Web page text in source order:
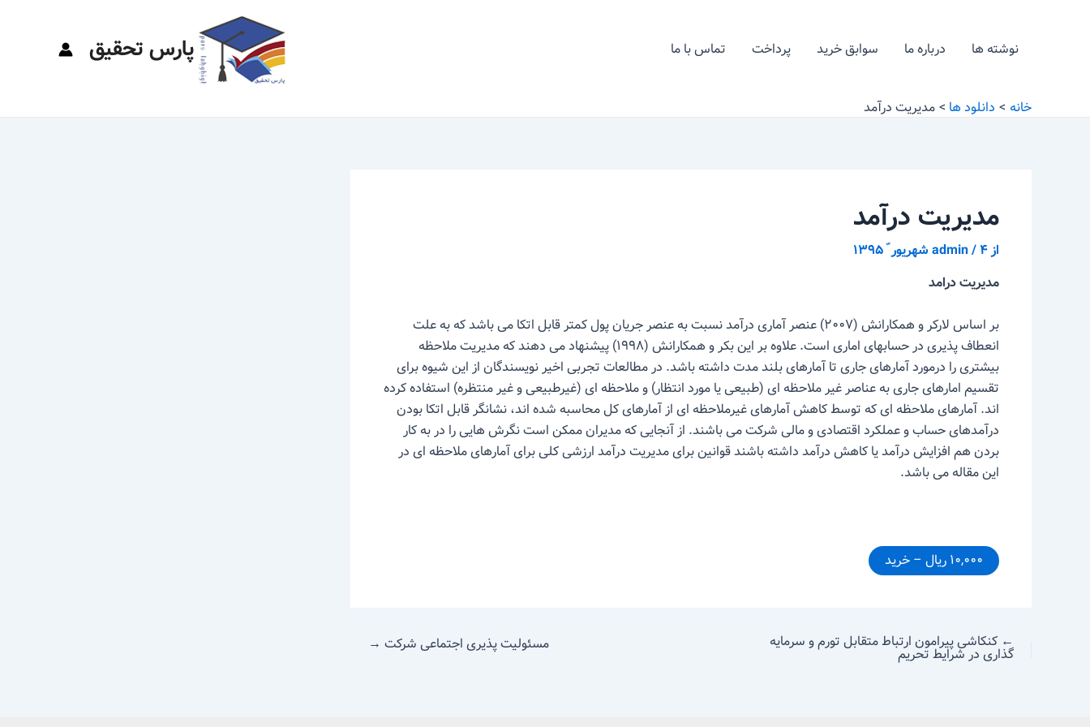
نوشته ها درباره ما سوابق خرید پرداخت تماس با ما پارس تحقیق
خانه دانلود ها مدیریت درآمد
مدیریت درآمد
از admin/۴ شهریور ّ ۱۳۹۵
مدیریت درامد
بر اساس لارکر و همکارانش (۲۰۰۷) عنصر آماری درآمد نسبت به عنصر جریان پول کمتر قابل اتکا می باشد که به علت
انعطاف پذیری در حسابهای اماری است. علاوه بر این بکر و همکارانش (۱۹۹۸) پیشنهاد می دهند که مدیریت ملاحظه
بیشتری را درمورد آمارهای جاری تا آمارهای بلند مدت داشته باشد. در مطالعات تجربی اخیر نویسندگان از این شیوه برای
تقسیم امارهای جاری به عناصر غیر ملاحظه ای (طبیعی یا مورد انتظار) و ملاحظه ای (غیرطبیعی و غیر منتظره) استفاده کرده
اند. آمارهای ملاحظه ای که توسط کاهش آمارهای غیرملاحظه ای از آمارهای کل محاسبه شده اند، نشانگر قابل اتکا بودن
درآمدهای حساب و عملکرد اقتصادی و مالی شرکت می باشند. از آنجایی که مدیران ممکن است نگرش هایی را در به کار
بردن هم افزایش درآمد یا کاهش درآمد داشته باشند قوانین برای مدیریت درآمد ارزشی کلی برای آمارهای ملاحظه ای در
این مقاله می باشد.
۱۰,۰۰۰ ریال – خرید
← کنکاشی پیرامون ارتباط متقابل تورم و سرمایه
گذاری در شرایط تحریم
مسئولیت پذیری اجتماعی شرکت →